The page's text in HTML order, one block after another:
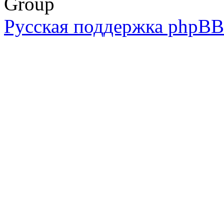
Русская поддержка phpBB